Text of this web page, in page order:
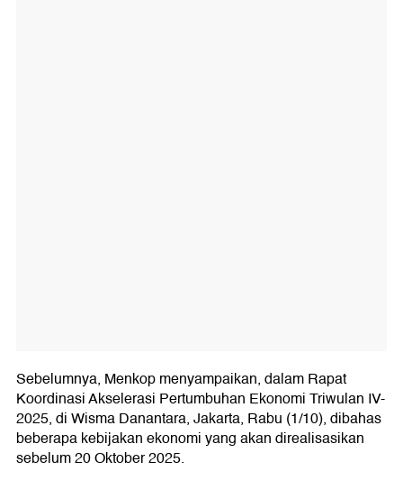
Sebelumnya, Menkop menyampaikan, dalam Rapat
Koordinasi Akselerasi Pertumbuhan Ekonomi Triwulan IV-
2025, di Wisma Danantara, Jakarta, Rabu (1/10), dibahas
beberapa kebijakan ekonomi yang akan direalisasikan
sebelum 20 Oktober 2025.